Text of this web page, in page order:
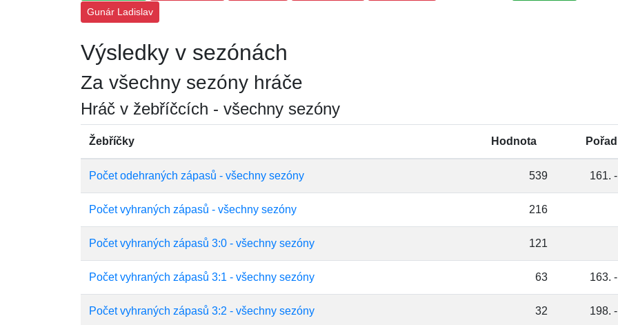
Gunár Ladislav
Výsledky v sezónách
Za všechny sezóny hráče
Hráč v žebříčcích - všechny sezóny
Žebříčky Hodnota
Počet odehraných zápasů - všechny sezóny 539 161.
Počet vyhraných zápasů - všechny sezóny 216
Počet vyhraných zápasů 3:0 - všechny sezóny 121
Počet vyhraných zápasů 3:1 - všechny sezóny 63 163.
Počet vyhraných zápasů 3:2 - všechny sezóny 32 198.